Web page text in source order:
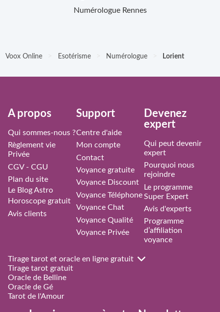
Numérologue Rennes
Voox Online Esotérisme Numérologue Lorient
À propos
Qui sommes-nous ?
Règlement vie
Privée
CGV - CGU
Plan du site
Le Blog Astro
Horoscope gratuit
Avis clients
Support
Centre d'aide
Mon compte
Contact
Voyance gratuite
Voyance Discount
Voyance Téléphone
Voyance Chat
Voyance Qualité
Voyance Privée
Devenez
expert
Qui peut devenir
expert
Pourquoi nous
rejoindre
Le programme
Super Expert
Avis d'experts
Programme
d’affiliation
voyance
Tirage tarot et oracle en ligne gratuit
Tirage tarot gratuit
Oracle de Belline
Oracle de Gé
Tarot de l'Amour